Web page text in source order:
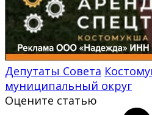
Депутаты Совета
муниципальный округ
Оцените статью